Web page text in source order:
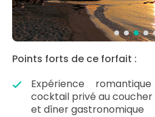
Points forts de ce forfait :
Expérience
cocktail privé au
et dîner gastronomique